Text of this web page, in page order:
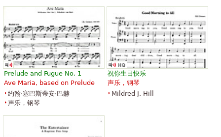
Prelude and Fugue No. 1
Ave Maria, based on Prelude
约翰·塞巴斯蒂安·巴赫
声乐，钢琴
祝你生日快乐
声乐，钢琴
Mildred J. Hill